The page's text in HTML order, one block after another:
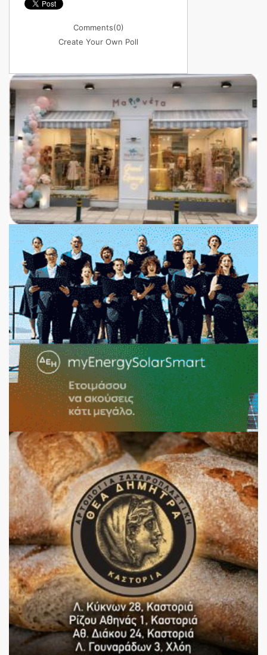
Comments(0)
Create Your Own Poll